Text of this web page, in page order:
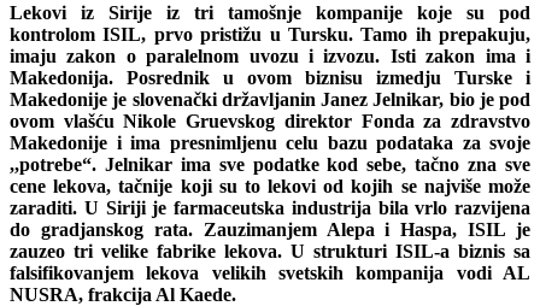
Lekovi iz Sirije iz tri tamošnje kompanije koje su pod
kontrolom ISIL, prvo pristižu u Tursku. Tamo ih prepakuju,
imaju zakon o paralelnom uvozu i izvozu. Isti zakon ima i
Makedonija. Posrednik u ovom biznisu izmedju Turske i
Makedonije je slovenački državljanin Janez Jelnikar, bio je pod
ovom vlašću Nikole Gruevskog direktor Fonda za zdravstvo
Makedonije i ima presnimljenu celu bazu podataka za svoje
,,potrebe“. Jelnikar ima sve podatke kod sebe, tačno zna sve
cene lekova, tačnije koji su to lekovi od kojih se najviše može
zaraditi. U Siriji je farmaceutska industrija bila vrlo razvijena
do gradjanskog rata. Zauzimanjem Alepa i Haspa, ISIL je
zauzeo tri velike fabrike lekova. U strukturi ISIL-a biznis sa
falsifikovanjem lekova velikih svetskih kompanija vodi AL
NUSRA, frakcija Al Kaede.